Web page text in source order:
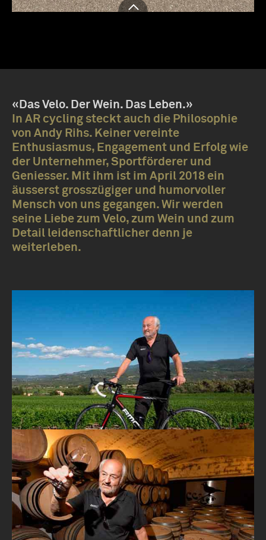
«Das Velo. Der Wein. Das Leben.»
In AR cycling steckt auch die Philosophie
von Andy Rihs. Keiner vereinte
Enthusiasmus, Engagement und Erfolg wie
der Unternehmer, Sportförderer und
Geniesser. Mit ihm ist im April 2018 ein
äusserst grosszügiger und humorvoller
Mensch von uns gegangen. Wir werden
seine Liebe zum Velo, zum Wein und zum
Detail leidenschaftlicher denn je
weiterleben.